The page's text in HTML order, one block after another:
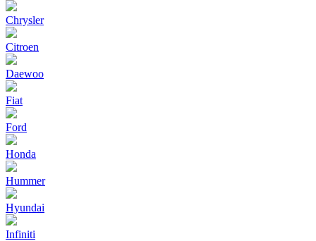
Chrysler
Citroen
Daewoo
Fiat
Ford
Honda
Hummer
Hyundai
Infiniti